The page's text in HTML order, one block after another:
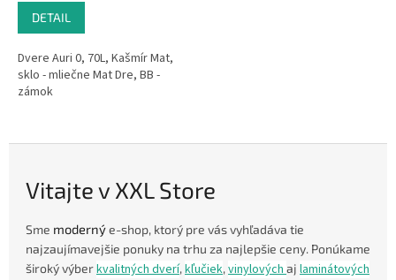
DETAIL
Dvere Auri 0, 70L, Kašmír Mat,
sklo - mliečne Mat Dre, BB -
zámok
Vitajte v XXL Store
Sme modernýe-shop, ktorý pre vás vyhľadáva tie
najzaujímavejšie ponuky na trhu za najlepšie ceny. Ponúkame
široký výberkvalitných dverí, kľučiek, vinylovýchaj laminátových